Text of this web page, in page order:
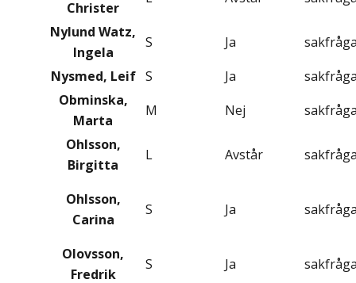
Christer
Nylund Watz,
Ingela
S Ja
Nysmed, Leif S Ja
Obminska,
Marta
M Nej
Ohlsson,
Birgitta
L Avstår
Ohlsson,
Carina
S Ja
Olovsson,
Fredrik
S Ja